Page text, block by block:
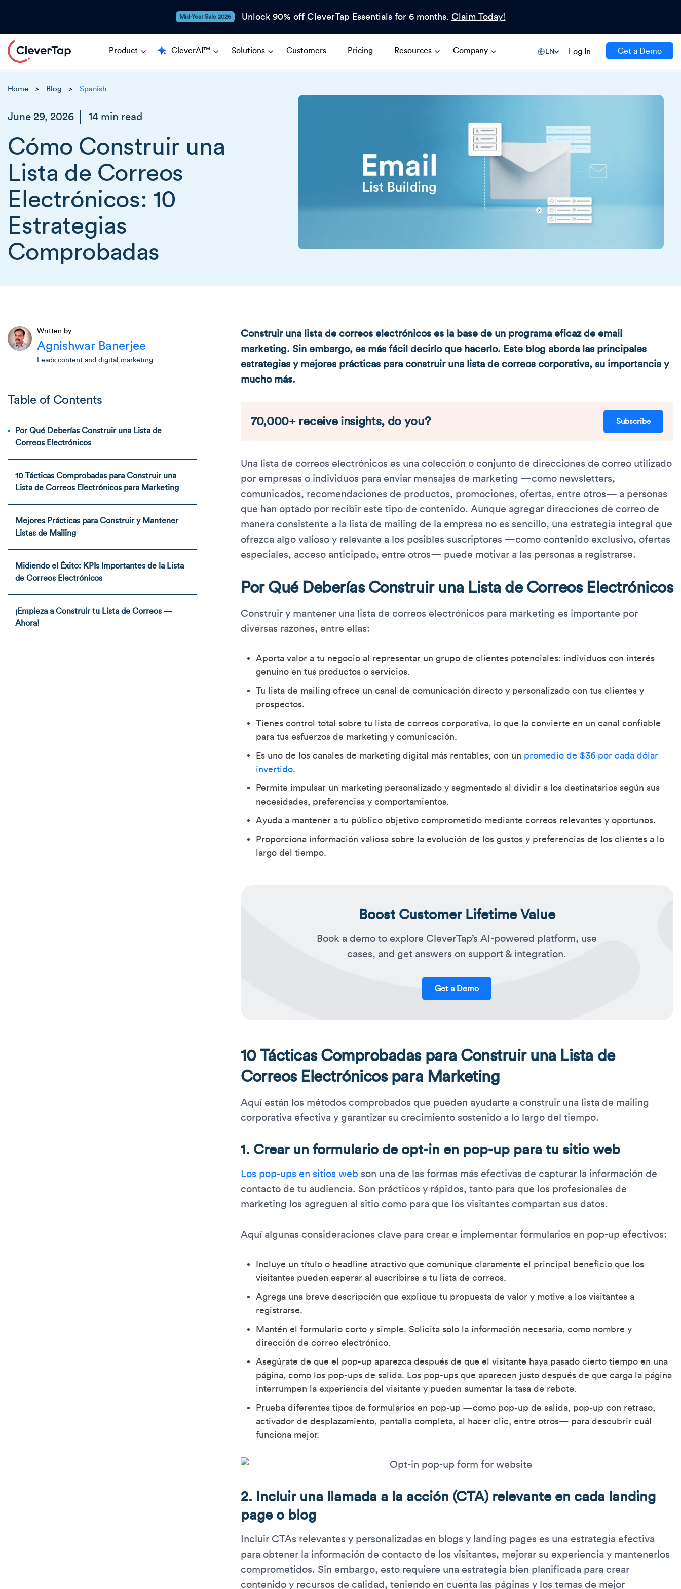
Mid-Year Sale 2026 Unlock 90% off CleverTap Essentials for 6 months. Claim Today!
Product CleverAI™ Solutions Customers Pricing Resources Company EN Log In Get a Demo
Home > Blog > Spanish
June 29, 2026 14 min read
Cómo Construir una
Lista de Correos
Electrónicos: 10
Estrategias
Comprobadas
Written by:
Agnishwar Banerjee
Leads content and digital marketing.
Table of Contents
Por Qué Deberías Construir una Lista de
Correos Electrónicos
10 Tácticas Comprobadas para Construir una
Lista de Correos Electrónicos para Marketing
Mejores Prácticas para Construir y Mantener
Listas de Mailing
Midiendo el Éxito: KPIs Importantes de la Lista
de Correos Electrónicos
¡Empieza a Construir tu Lista de Correos —
Ahora!
Construir una lista de correos electrónicos es la base de un programa eficaz de email
marketing. Sin embargo, es más fácil decirlo que hacerlo. Este blog aborda las principales
estrategias y mejores prácticas para construir una lista de correos corporativa, su importancia y
mucho más.
70,000+ receive insights, do you? Subscribe
Una lista de correos electrónicos es una colección o conjunto de direcciones de correo utilizado
por empresas o individuos para enviar mensajes de marketing —como newsletters,
comunicados, recomendaciones de productos, promociones, ofertas, entre otros— a personas
que han optado por recibir este tipo de contenido. Aunque agregar direcciones de correo de
manera consistente a la lista de mailing de la empresa no es sencillo, una estrategia integral que
ofrezca algo valioso y relevante a los posibles suscriptores —como contenido exclusivo, ofertas
especiales, acceso anticipado, entre otros— puede motivar a las personas a registrarse.
Por Qué Deberías Construir una Lista de Correos Electrónicos
Construir y mantener una lista de correos electrónicos para marketing es importante por
diversas razones, entre ellas:
Aporta valor a tu negocio al representar un grupo de clientes potenciales: individuos con interés
genuino en tus productos o servicios.
Tu lista de mailing ofrece un canal de comunicación directo y personalizado con tus clientes y
prospectos.
Tienes control total sobre tu lista de correos corporativa, lo que la convierte en un canal confiable
para tus esfuerzos de marketing y comunicación.
Es uno de los canales de marketing digital más rentables, con un promedio de $36 por cada dólar
invertido.
Permite impulsar un marketing personalizado y segmentado al dividir a los destinatarios según sus
necesidades, preferencias y comportamientos.
Ayuda a mantener a tu público objetivo comprometido mediante correos relevantes y oportunos.
Proporciona información valiosa sobre la evolución de los gustos y preferencias de los clientes a lo
largo del tiempo.
Boost Customer Lifetime Value
Book a demo to explore CleverTap’s AI-powered platform, use
cases, and get answers on support & integration.
Get a Demo
10 Tácticas Comprobadas para Construir una Lista de
Correos Electrónicos para Marketing
Aquí están los métodos comprobados que pueden ayudarte a construir una lista de mailing
corporativa efectiva y garantizar su crecimiento sostenido a lo largo del tiempo.
1. Crear un formulario de opt-in en pop-up para tu sitio web
Los pop-ups en sitios web son una de las formas más efectivas de capturar la información de
contacto de tu audiencia. Son prácticos y rápidos, tanto para que los profesionales de
marketing los agreguen al sitio como para que los visitantes compartan sus datos.
Aquí algunas consideraciones clave para crear e implementar formularios en pop-up efectivos:
Incluye un título o headline atractivo que comunique claramente el principal beneficio que los
visitantes pueden esperar al suscribirse a tu lista de correos.
Agrega una breve descripción que explique tu propuesta de valor y motive a los visitantes a
registrarse.
Mantén el formulario corto y simple. Solicita solo la información necesaria, como nombre y
dirección de correo electrónico.
Asegúrate de que el pop-up aparezca después de que el visitante haya pasado cierto tiempo en una
página, como los pop-ups de salida. Los pop-ups que aparecen justo después de que carga la página
interrumpen la experiencia del visitante y pueden aumentar la tasa de rebote.
Prueba diferentes tipos de formularios en pop-up —como pop-up de salida, pop-up con retraso,
activador de desplazamiento, pantalla completa, al hacer clic, entre otros— para descubrir cuál
funciona mejor.
2. Incluir una llamada a la acción (CTA) relevante en cada landing
page o blog
Incluir CTAs relevantes y personalizadas en blogs y landing pages es una estrategia efectiva
para obtener la información de contacto de los visitantes, mejorar su experiencia y mantenerlos
comprometidos. Sin embargo, esto requiere una estrategia bien planificada para crear
contenido y recursos de calidad, teniendo en cuenta las páginas y los temas de mejor